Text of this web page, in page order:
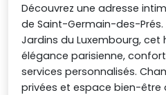
Découvrez une adresse
de Saint-Germain-des-
Jardins du Luxembourg,
élégance parisienne,
services personnalisés.
privées et espace bien-être